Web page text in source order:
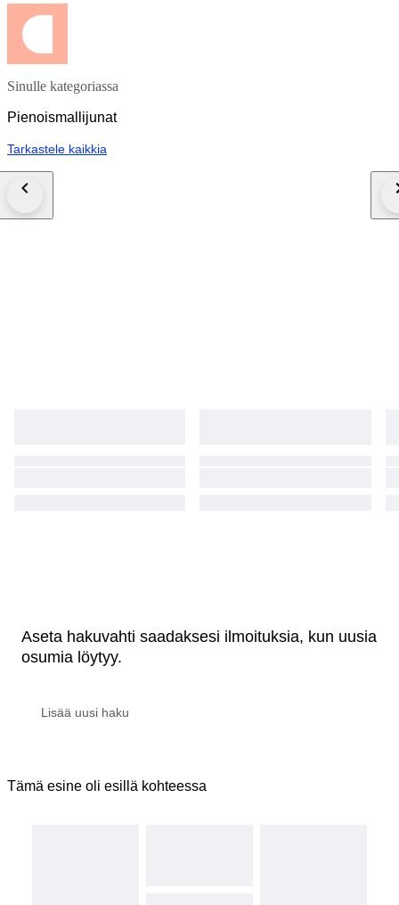
Sinulle kategoriassa
Pienoismallijunat
Tarkastele kaikkia
Aseta hakuvahti saadaksesi ilmoituksia, kun uusia
osumia löytyy.
Tämä esine oli esillä kohteessa